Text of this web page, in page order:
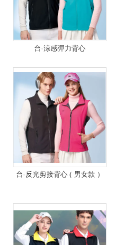
台-涼感彈力背心
台-反光剪接背心 ( 男女款 ）